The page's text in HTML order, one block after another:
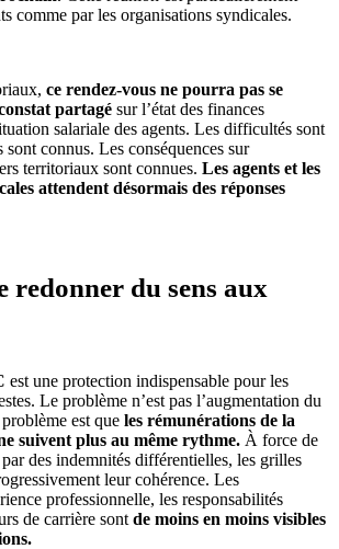
comme par les organisations syndicales.
ce rendez-vous ne pourra pas se
partagé sur l’état des finances
salariale des agents. Les difficultés sont
connus. Les conséquences sur
territoriaux sont connues. Les agents et les
attendent désormais des réponses
redonner du sens aux
est une protection indispensable pour les
Le problème n’est pas l’augmentation du
est que les rémunérations de la
suivent plus au même rythme. À force de
des indemnités différentielles, les grilles
leur cohérence. Les
professionnelle, les responsabilités
de carrière sont de moins en moins visibles